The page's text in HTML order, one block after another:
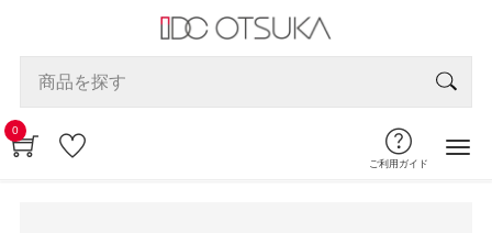
0
ご利用ガイド